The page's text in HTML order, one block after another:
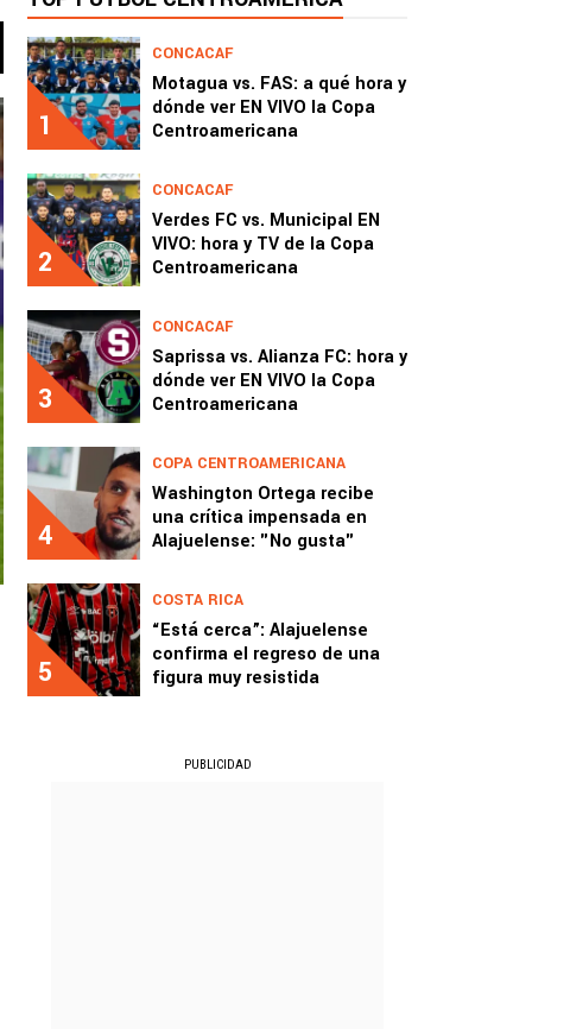
1
CONCACAF
Motagua vs. FAS: a qué hora y
dónde ver EN VIVO la Copa
Centroamericana
2
CONCACAF
Verdes FC vs. Municipal EN
VIVO: hora y TV de la Copa
Centroamericana
3
CONCACAF
Saprissa vs. Alianza FC: hora y
dónde ver EN VIVO la Copa
Centroamericana
4
COPA CENTROAMERICANA
Washington Ortega recibe
una crítica impensada en
Alajuelense: "No gusta"
5
COSTA RICA
“Está cerca”: Alajuelense
confirma el regreso de una
figura muy resistida
PUBLICIDAD